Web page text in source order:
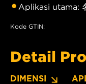
Aplikasi utama:
Kode GTIN:
Detail
DIMENSI